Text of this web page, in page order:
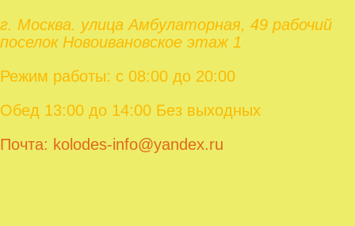
г. Москва. улица Амбулаторная, 49 рабочий
поселок Новоивановское этаж 1
Режим работы: с 08:00 до 20:00
Обед 13:00 до 14:00 Без выходных
Почта: kolodes-info@yandex.ru